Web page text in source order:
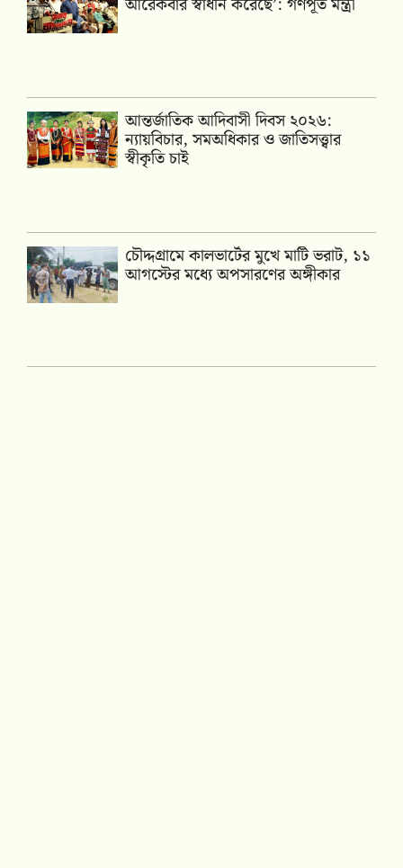
আন্তর্জাতিক আদিবাসী দিবস ২০২৬:
ন্যায়বিচার, সমঅধিকার ও জাতিসত্ত্বার
স্বীকৃতি চাই
চৌদ্দগ্রামে কালভার্টের মুখে মাটি ভরাট, ১১
আগস্টের মধ্যে অপসারণের অঙ্গীকার